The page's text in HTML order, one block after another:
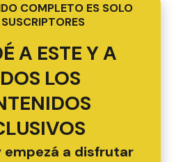
COMPLETO ES SOLO
A ESTE Y A
LOS
empezá a disfrutar